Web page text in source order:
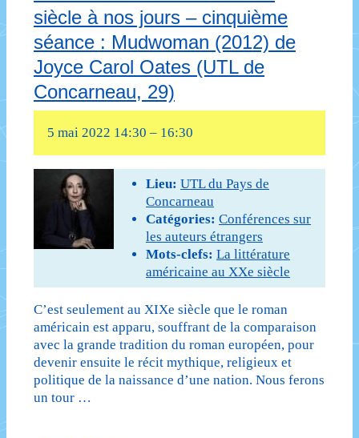
du
XIXe
siècle
à
nos
jours
quatrième
séance
:
Sur
la
route
(1957)
siècle à nos jours – cinquième
séance : Mudwoman (2012) de
Joyce Carol Oates (UTL de
Concarneau, 29)
5 mai 2022 14:30 – 16:30
Lieu: UTL du Pays de
Concarneau
Catégories: Conférences sur
les auteurs étrangers
Mots-clefs: La littérature
américaine au XXe siècle
C’est seulement au XIXe siècle que le roman
américain est apparu, souffrant de la comparaison
avec la grande tradition du roman européen, pour
devenir ensuite le récit mythique, religieux et
politique de la naissance d’une nation. Nous ferons
un tour …